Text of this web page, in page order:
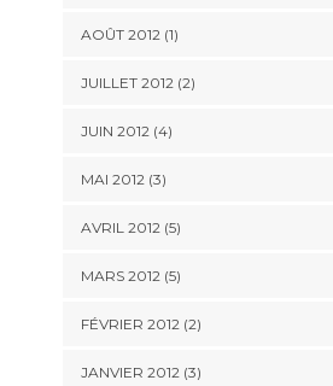
AOÛT 2012(1)
JUILLET 2012(2)
JUIN 2012(4)
MAI 2012(3)
AVRIL 2012(5)
MARS 2012(5)
FÉVRIER 2012(2)
JANVIER 2012(3)